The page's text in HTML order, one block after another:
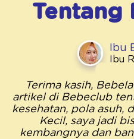
Tentang
Ibu
Ibu
Terima kasih,
artikel di Bebeclub
kesehatan, pola asuh,
Kecil, saya jadi
kembangnya dan